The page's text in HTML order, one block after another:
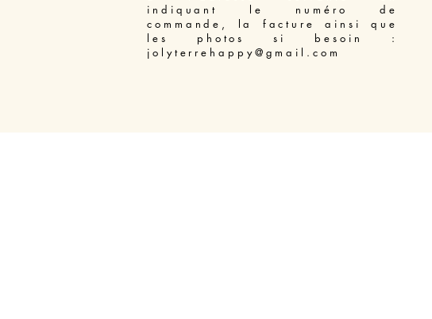
indiquant le numéro de
commande, la facture ainsi que
les photos si besoin :
jolyterrehappy@gmail.com